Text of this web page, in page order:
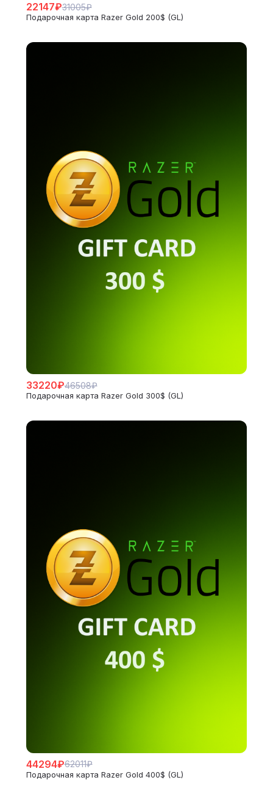
22147₽31005₽
Подарочная карта Razer Gold 200$ (GL)
33220₽46508₽
Подарочная карта Razer Gold 300$ (GL)
44294₽62011₽
Подарочная карта Razer Gold 400$ (GL)